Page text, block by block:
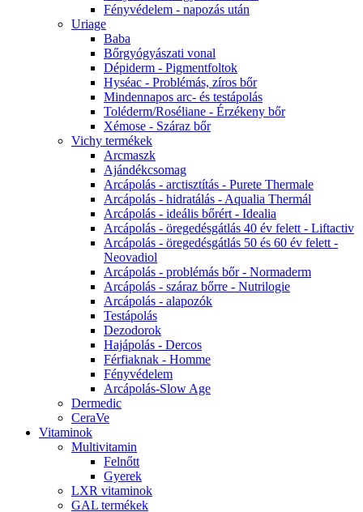
Fényvédelem - napozás után
Uriage
Baba
Bőrgyógyászati vonal
Dépiderm - Pigmentfoltok
Hyséac - Problémás, zíros bőr
Mindennapos arc- és testápolás
Toléderm/Roséliane - Érzékeny bőr
Xémose - Száraz bőr
Vichy termékek
Arcmaszk
Ajándékcsomag
Arcápolás - arctisztítás - Purete Thermale
Arcápolás - hidratálás - Aqualia Thermál
Arcápolás - ideális bőrért - Idealia
Arcápolás - öregedésgátlás 40 év felett - Liftactiv
Arcápolás - öregedésgátlás 50 és 60 év felett -
Neovadiol
Arcápolás - problémás bőr - Normaderm
Arcápolás - száraz bőrre - Nutrilogie
Arcápolás - alapozók
Testápolás
Dezodorok
Hajápolás - Dercos
Férfiaknak - Homme
Fényvédelem
Arcápolás-Slow Age
Dermedic
CeraVe
Vitaminok
Multivitamin
Felnőtt
Gyerek
LXR vitaminok
GAL termékek